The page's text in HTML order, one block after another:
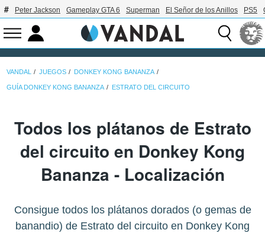
Peter Jackson Gameplay GTA 6 Superman El Señor de los Anillos PS5
VANDAL JUEGOS DONKEY KONG BANANZA
GUÍA DONKEY KONG BANANZA ESTRATO DEL CIRCUITO
Todos los plátanos de Estrato
del circuito en Donkey Kong
Bananza - Localización
Consigue todos los plátanos dorados (o gemas de
banandio) de Estrato del circuito en Donkey Kong